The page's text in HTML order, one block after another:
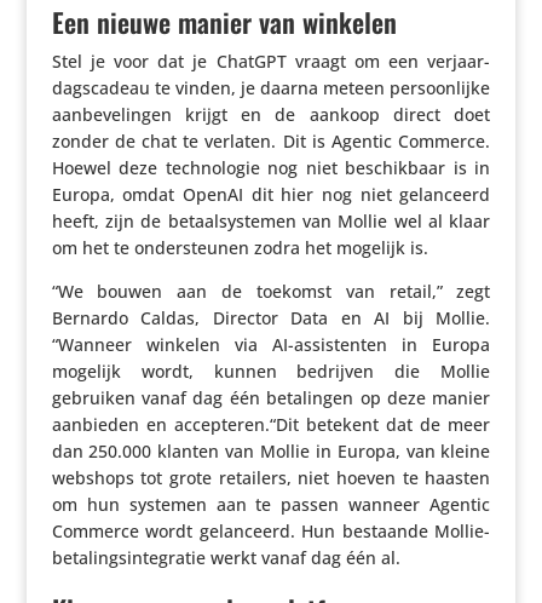
Een nieuwe manier van winkelen
Stel je voor dat je ChatGPT vraagt om een verjaar­
dags­ca­deau te vinden, je daarna meteen persoon­lijke
aanbe­ve­lingen krijgt en de aankoop direct doet
zonder de chat te verlaten. Dit is Agentic Commerce.
Hoewel deze tech­no­logie nog niet beschik­baar is in
Europa, omdat OpenAI dit hier nog niet gelan­ceerd
heeft, zijn de betaal­sys­temen van Mollie wel al klaar
om het te onder­steunen zodra het mogelijk is.
“We bouwen aan de toekomst van retail,” zegt
Bernardo Caldas, Director Data en AI bij Mollie.
“Wanneer winkelen via AI-assis­tenten in Europa
mogelijk wordt, kunnen bedrijven die Mollie
gebruiken vanaf dag één beta­lingen op deze manier
aanbieden en accepteren.“Dit betekent dat de meer
dan 250.000 klanten van Mollie in Europa, van kleine
webshops tot grote retailers, niet hoeven te haasten
om hun systemen aan te passen wanneer Agentic
Commerce wordt gelan­ceerd. Hun bestaande Mollie-
beta­lings­in­te­gratie werkt vanaf dag één al.